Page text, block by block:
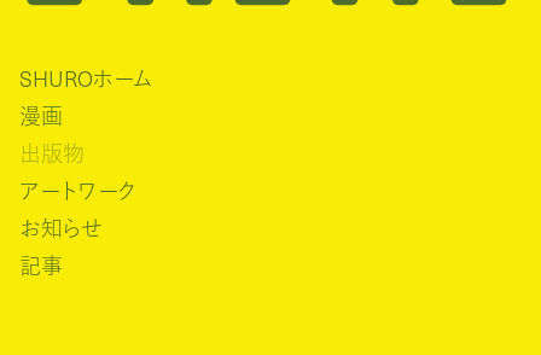
SHUROホーム
漫画
出版物
アートワーク
お知らせ
記事